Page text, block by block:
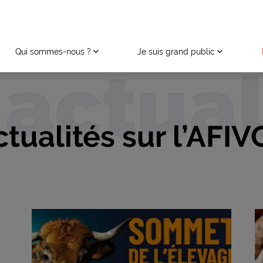
Qui sommes-nous ? Je suis grand public
sur